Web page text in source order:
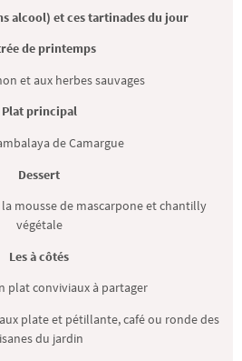
alcool) et ces tartinades du jour
de printemps
et aux herbes sauvages
Plat principal
de Camargue
Dessert
mousse de mascarpone et chantilly
végétale
Les à côtés
plat conviviaux à partager
plate et pétillante, café ou ronde des
du jardin